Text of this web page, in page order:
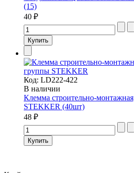
(15)
40 ₽
Код: LD222-422
В наличии
Клемма строительно-
STEKKER (40шт)
48 ₽